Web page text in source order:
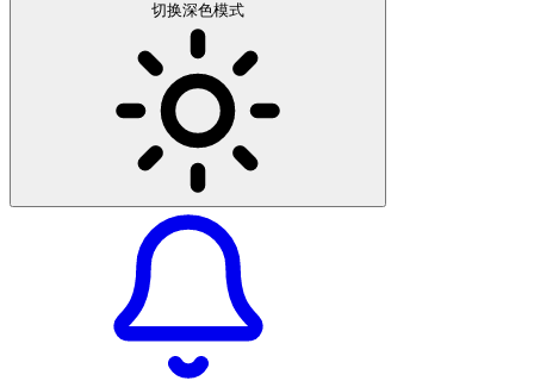
切换深色模式